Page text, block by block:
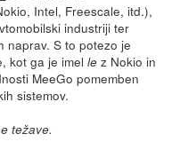
Intel, Freescale, itd.),
industriji ter
naprav. S to potezo je
kot ga je imel lez Nokio in
MeeGo pomemben
sistemov.
težave.